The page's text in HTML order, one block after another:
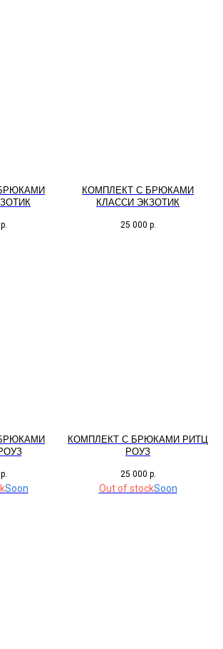
р.
КОМПЛЕКТ С БРЮКАМИ
КЛАССИ ЭКЗОТИК
25 000 р.
р.
КОМПЛЕКТ С БРЮКАМИ РИТЦ
РОУЗ
25 000 р.
Out of stock